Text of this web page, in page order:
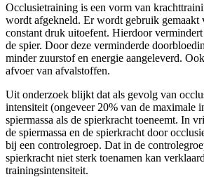
Occlusietraining is een vorm van
wordt afgekneld. Er wordt gebruik gemaakt
constant druk uitoefent. Hierdoor
de spier. Door deze verminderde
minder zuurstof en energie aangeleverd.
afvoer van afvalstoffen.
Uit onderzoek blijkt dat als gevolg van
intensiteit (ongeveer 20% van de maximale
spiermassa als de spierkracht toeneemt. In
de spiermassa en de spierkracht door
bij een controlegroep. Dat in de
spierkracht niet sterk toenamen kan
trainingsintensiteit.